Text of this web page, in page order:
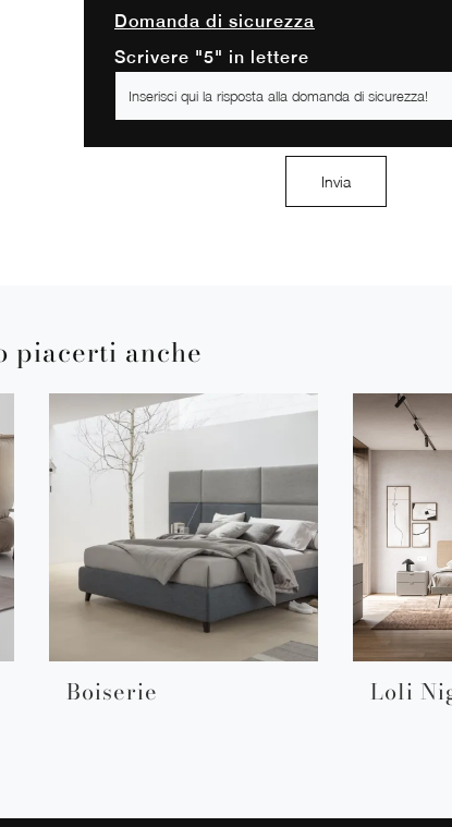
Domanda di sicurezza
Scrivere "5" in lettere
Invia
piacerti anche
Boiserie Loli